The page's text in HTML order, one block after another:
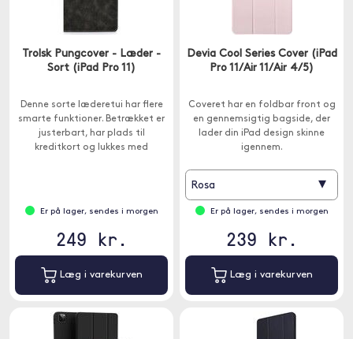
Trolsk Pungcover - Læder -
Sort (iPad Pro 11)
Denne sorte læderetui har flere
smarte funktioner. Betrækket er
justerbart, har plads til
kreditkort og lukkes med
Er på lager, sendes i morgen
249 kr.
Læg i varekurven
Devia Cool Series Cover (iPad
Pro 11/Air 11/Air 4/5)
Coveret har en foldbar front og
en gennemsigtig bagside, der
lader din iPad design skinne
igennem.
Rosa ▾
Er på lager, sendes i morgen
239 kr.
Læg i varekurven